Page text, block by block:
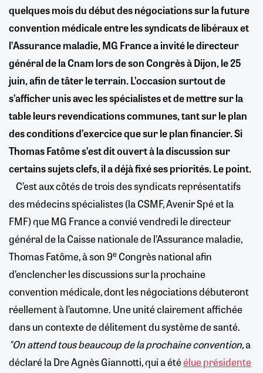
quelques mois du début des négociations sur la future
convention médicale entre les syndicats de libéraux et
l’Assurance maladie, MG France a invité le directeur
général de la Cnam lors de son Congrès à Dijon, le 25
juin, afin de tâter le terrain. L’occasion surtout de
s’afficher unis avec les spécialistes et de mettre sur la
table leurs revendications communes, tant sur le plan
des conditions d’exercice que sur le plan financier. Si
Thomas Fatôme s’est dit ouvert à la discussion sur
certains sujets clefs, il a déjà fixé ses priorités. Le point.
C’est aux côtés de trois des syndicats représentatifs
des médecins spécialistes (la CSMF, Avenir Spé et la
FMF) que MG France a convié vendredi le directeur
général de la Caisse nationale de l’Assurance maladie,
Thomas Fatôme, à son 9e Congrès national afin
d’enclencher les discussions sur la prochaine
convention médicale, dont les négociations débuteront
réellement à l’automne. Une unité clairement affichée
dans un contexte de délitement du système de santé.
"On attend tous beaucoup de la prochaine convention,a
déclaré la Dre Agnès Giannotti, qui a étéélue présidente